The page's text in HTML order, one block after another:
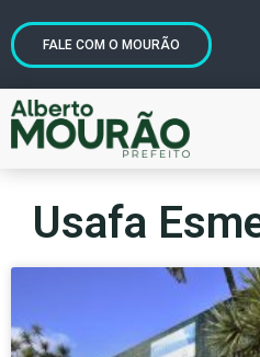
FALE COM O MOURÃO
Usafa